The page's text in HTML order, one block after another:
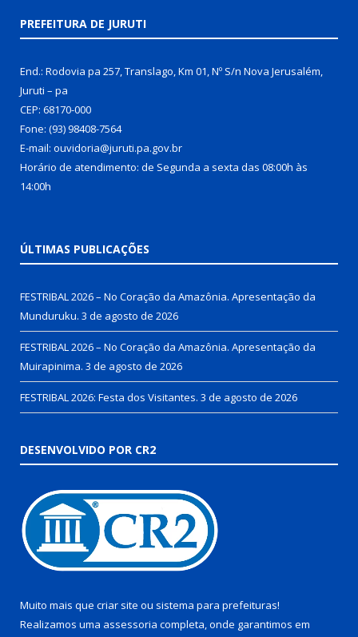
PREFEITURA DE JURUTI
End.: Rodovia pa 257, Translago, Km 01, Nº S/n Nova Jerusalém,
Juruti – pa
CEP: 68170-000
Fone: (93) 98408-7564
E-mail: ouvidoria@juruti.pa.gov.br
Horário de atendimento: de Segunda a sexta das 08:00h às
14:00h
ÚLTIMAS PUBLICAÇÕES
FESTRIBAL 2026 – No Coração da Amazônia. Apresentação da
Munduruku. 3 de agosto de 2026
FESTRIBAL 2026 – No Coração da Amazônia. Apresentação da
Muirapinima. 3 de agosto de 2026
FESTRIBAL 2026: Festa dos Visitantes. 3 de agosto de 2026
DESENVOLVIDO POR CR2
Muito mais que criar site ou sistema para prefeituras!
Realizamos uma assessoria completa, onde garantimos em